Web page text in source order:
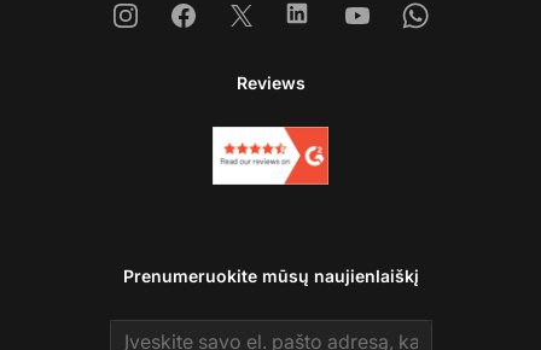
InstagramFacebook
X LinkedinYoutubeWhatsapp
Reviews
Prenumeruokite mūsų naujienlaiškį
Email address